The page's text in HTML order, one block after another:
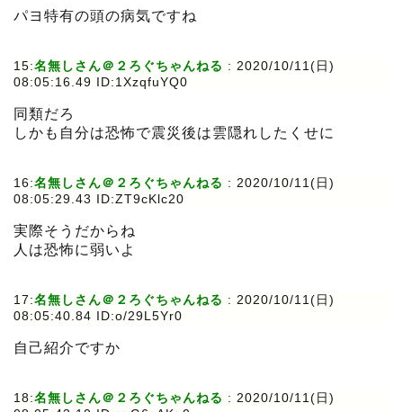
パヨ特有の頭の病気ですね
15:名無しさん＠２ろぐちゃんねる : 2020/10/11(日)
08:05:16.49 ID:1XzqfuYQ0
同類だろ
しかも自分は恐怖で震災後は雲隠れしたくせに
16:名無しさん＠２ろぐちゃんねる : 2020/10/11(日)
08:05:29.43 ID:ZT9cKlc20
実際そうだからね
人は恐怖に弱いよ
17:名無しさん＠２ろぐちゃんねる : 2020/10/11(日)
08:05:40.84 ID:o/29L5Yr0
自己紹介ですか
18:名無しさん＠２ろぐちゃんねる : 2020/10/11(日)